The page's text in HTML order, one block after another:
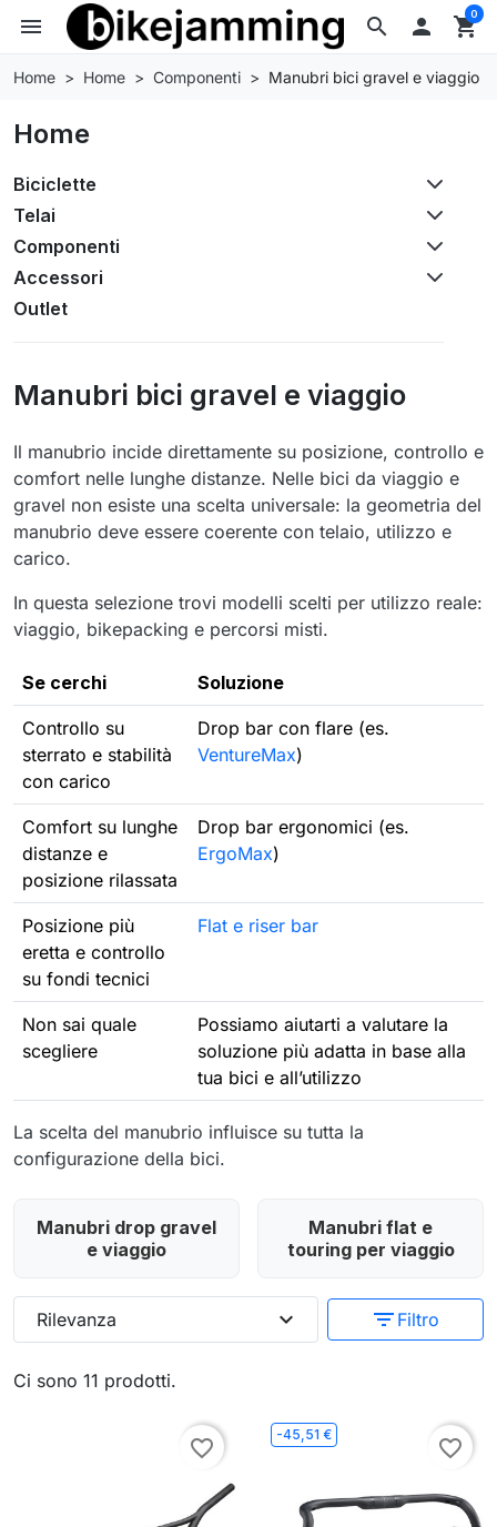
search
menu  shopping_cart
0
Home Home Componenti Manubri bici gravel e viaggio
Home
Biciclette
Telai
Componenti
Accessori
Outlet
Manubri bici gravel e viaggio
Il manubrio incide direttamente su posizione, controllo e
comfort nelle lunghe distanze. Nelle bici da viaggio e
gravel non esiste una scelta universale: la geometria del
manubrio deve essere coerente con telaio, utilizzo e
carico.
In questa selezione trovi modelli scelti per utilizzo reale:
viaggio, bikepacking e percorsi misti.
Se cerchi Soluzione
Controllo su
sterrato e stabilità
con carico
Drop bar con flare (es.
VentureMax)
Comfort su lunghe
distanze e
posizione rilassata
Drop bar ergonomici (es.
ErgoMax)
Posizione più
eretta e controllo
su fondi tecnici
Flat e riser bar
Non sai quale
scegliere
Possiamo aiutarti a valutare la
soluzione più adatta in base alla
tua bici e all’utilizzo
La scelta del manubrio influisce su tutta la
configurazione della bici.
Manubri drop gravel
e viaggio
Manubri flat e
touring per viaggio
Ci sono 11 prodotti.
Rilevanza expand_more filter_list Filtro
favorite_border
-45,51 €
favorite_border